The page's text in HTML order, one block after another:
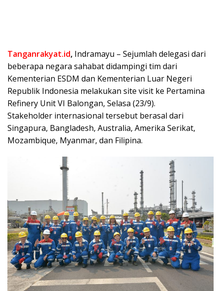
Tanganrakyat.id, Indramayu – Sejumlah delegasi dari
beberapa negara sahabat didampingi tim dari
Kementerian ESDM dan Kementerian Luar Negeri
Republik Indonesia melakukan site visit ke Pertamina
Refinery Unit VI Balongan, Selasa (23/9).
Stakeholder internasional tersebut berasal dari
Singapura, Bangladesh, Australia, Amerika Serikat,
Mozambique, Myanmar, dan Filipina.